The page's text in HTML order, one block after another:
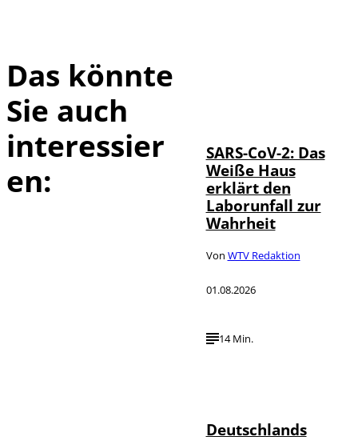
Das könnte
Sie auch
interessier
en:
SARS-CoV-2: Das
Weiße Haus
erklärt den
Laborunfall zur
Wahrheit
Von WTV Redaktion
01.08.2026
14 Min.
Deutschlands